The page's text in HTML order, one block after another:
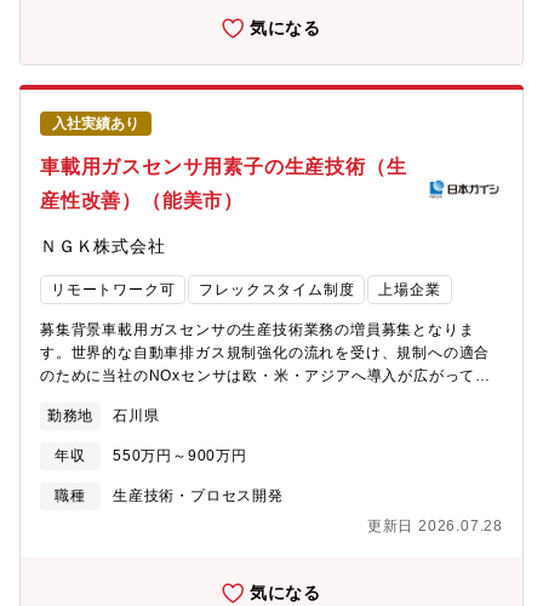
展への同行や現地対応あり【魅力】■世界初の製造
AI「ARUMCODE」を開発し、属人化・人手不足という製造業の
根本課題に挑戦している企業です■スギノマシンと共同で開発した
完全自動切削加工機「TTMC」を2024年より量産開始し、AI×装
置の融合領域へ事業拡大中今後はアメリカ・インドを含む海外市
場への本格進出を視野に入れています。■中期的にIPO（上場）を
視野に入れた経営体制構築中。■WLB充実：年間休日140日、残業
ほぼなし。一部リモートワーク可、高速通勤可能【 プロダクト概
要】■ARUMCODEとは多品種少量生産の精密加工現場において、
ーション。図面1枚あたり1～2時間かかっていた作業をAIで3分に
短縮。見積・指示書・NCコードまで自動生成。2022年
「CEATEC AWARD デジタル大臣賞」「起業家万博 総務大臣賞」
などを受賞。■ TTMCとはARUMCODEを頭脳に搭載し、CADデ
ータ読み込みだけで切削加工の12工程を完全自動化した次世代加
工機。・スギノマシンの5軸マシニングセンタをベースに、AIによ
る工程設計・工具管理・部品発注・補正入力までを全自動化。
2024年に量産開始、2030年までに250台販売を目指し、米国・イ
気になる
入社実績あり
車載用ガスセンサ用素子の生産技術（生
産性改善）（能美市）
ＮＧＫ株式会社
リモートワーク可 フレックスタイム制度 上場企業
募集背景車載用ガスセンサの生産技術業務の増員募集となりま
す。世界的な自動車排ガス規制強化の流れを受け、規制への適合
のために当社のNOxセンサは欧・米・アジアへ導入が広がってい
自動車メーカーからの引合いも多く、NOxセンサ市場において世
界シェアNo.1を誇ります。排ガス規制が強化されていく中で新た
な機能を持ったセンサの需要が高まっています。センサの心臓部
にあたるジルコニア素子*の新規品番を、主力工場である石川工場
ます。*ジルコニアセラミック製で厚膜技術を駆使して生産職務の
界中の自動車メーカーを相手に、技術力で勝負できる環境であ
勤務地 石川県
年収 550万円～900万円
職種
生産技術・プロセス開発
更新日 2026.07.28
気になる